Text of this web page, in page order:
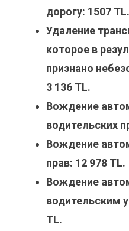
дорогу: 1507 TL.
Удаление
которое в
признано
3 136 TL.
Вождение
водительских
Вождение
прав: 12 978 TL.
Вождение
водительским
TL.